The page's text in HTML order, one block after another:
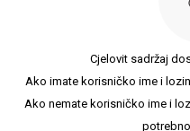
Cjelovit sadržaj
Ako imate korisničko ime i
Ako nemate korisničko ime i